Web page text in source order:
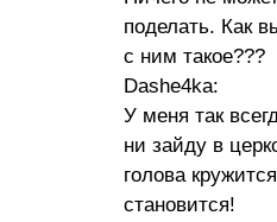
поделать. Как
с ним такое???
Dashe4ka:
У меня так
ни зайду в
голова
становится!